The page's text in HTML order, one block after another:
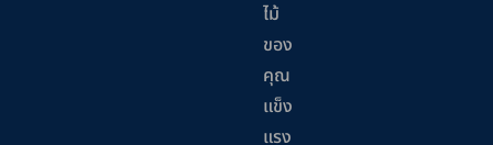
ไม้
ของ
คุณ
แข็ง
แรง